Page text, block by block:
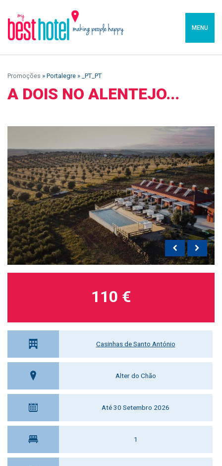
MENU
Promoções » Portalegre » _PT_PT
A DOIS NO ALENTEJO...
Casinhas de Santo António
Alter do Chão
Até 30 Setembro 2026
1
110 €